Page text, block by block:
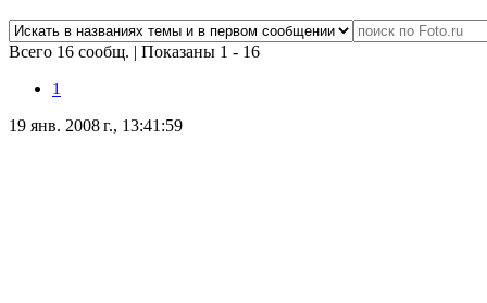
Всего 16 сообщ. | Показаны 1 - 16
1
19 янв. 2008 г., 13:41:59